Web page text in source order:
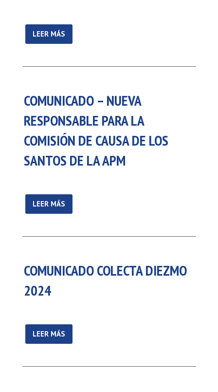
LEER MÁS
COMUNICADO – NUEVA
RESPONSABLE PARA LA
COMISIÓN DE CAUSA DE LOS
SANTOS DE LA APM
LEER MÁS
COMUNICADO COLECTA DIEZMO
2024
LEER MÁS